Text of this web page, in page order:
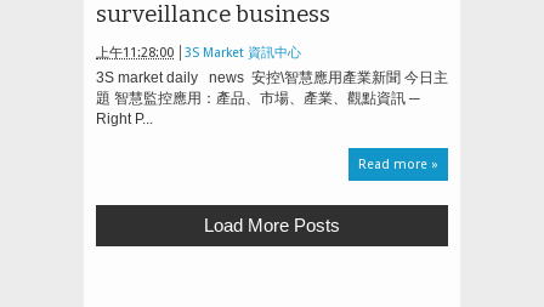
surveillance business
上午11:28:00 3S Market 資訊中心
3S market daily news 安控\智慧應用產業新聞 今日主
題 智慧監控應用：產品、市場、產業、觀點資訊 ─
Right P...
Read more »
Load More Posts